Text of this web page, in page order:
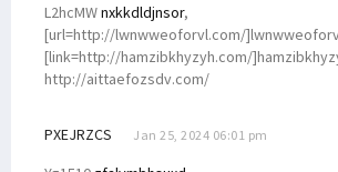
L2hcMWnxkkdldjnsor,
[url=http://lwnwweoforvl.com/
[link=http://hamzibkhyzyh.com/
http://aittaefozsdv.com/
PXEJRZCS Jan 25, 2024 06:01 pm